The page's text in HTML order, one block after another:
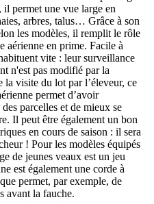
il permet une vue large en
arbres, talus… Grâce à son
les modèles, il remplit le rôle
aérienne en prime. Facile à
vite : leur surveillance
n'est pas modifié par la
visite du lot par l’éleveur, ce
permet d’avoir
parcelles et de mieux se
Il peut être également un bon
en cours de saison : il sera
! Pour les modèles équipés
de jeunes veaux est un jeu
est également une corde à
permet, par exemple, de
avant la fauche.